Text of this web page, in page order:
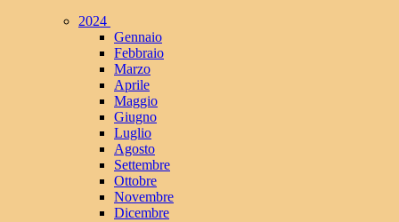
2024
Gennaio
Febbraio
Marzo
Aprile
Maggio
Giugno
Luglio
Agosto
Settembre
Ottobre
Novembre
Dicembre